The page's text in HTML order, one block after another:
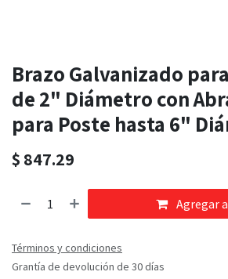
Brazo Galvanizado
de 2" Diámetro con
para Poste hasta 6"
$ 847.29
Agregar
Términos y condiciones
Grantía de devolución de 30 días